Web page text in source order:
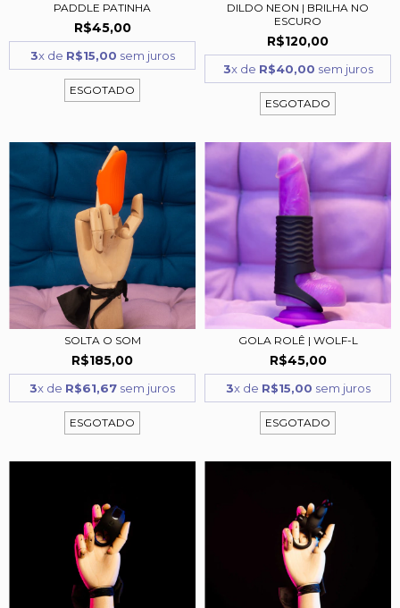
PADDLE PATINHA
R$45,00
3x de R$15,00 sem juros
ESGOTADO
DILDO NEON | BRILHA NO
ESCURO
R$120,00
3x de R$40,00 sem juros
ESGOTADO
SOLTA O SOM
R$185,00
3x de R$61,67 sem juros
ESGOTADO
GOLA ROLÊ | WOLF-L
R$45,00
3x de R$15,00 sem juros
ESGOTADO